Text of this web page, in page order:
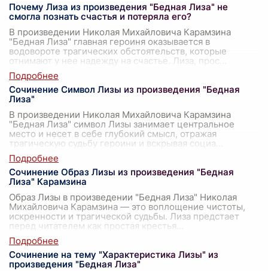
Почему Лиза из произведения "Бедная Лиза" не
смогла познать счастья и потеряла его?
В произведении Николая Михайловича Карамзина
"Бедная Лиза" главная героиня оказывается в
водовороте трагических обстоятельств, которые
отнимают у нее надежду на счастье. Лиза, прос
Сочинение Символ Лизы из произведения "Бедная
Лиза"
В произведении Николая Михайловича Карамзина
"Бедная Лиза" символ Лизы занимает центральное
место и несет в себе глубокий смысл, отражая
трагическую судьбу героини и вскрывая социа
Сочинение Образ Лизы из произведения "Бедная
Лиза" Карамзина
Образ Лизы в произведении "Бедная Лиза" Николая
Михайловича Карамзина — это воплощение чистоты,
искренности и трагической судьбы. Лиза предстает
перед читателем как простая крестья
Сочинение на тему "Характеристика Лизы" из
произведения "Бедная Лиза"